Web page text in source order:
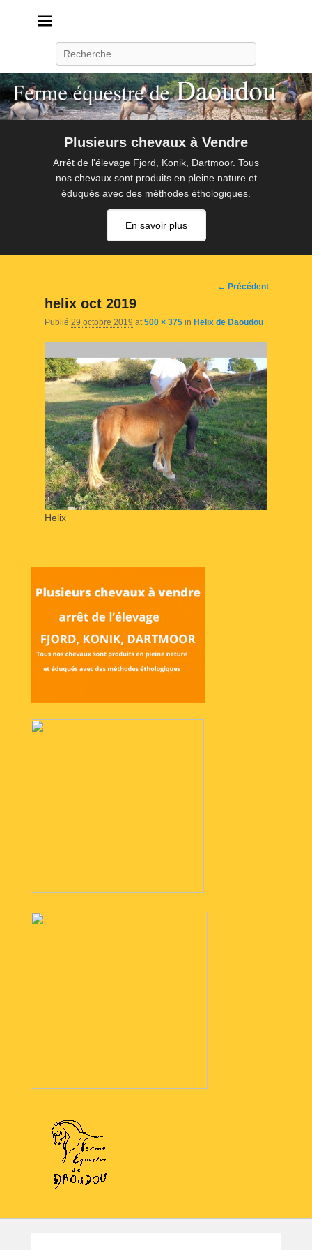
Plusieurs chevaux à Vendre
Arrêt de l'élevage Fjord, Konik, Dartmoor. Tous
nos chevaux sont produits en pleine nature et
éduqués avec des méthodes éthologiques.
En savoir plus
Navigation
← Précédent
helix oct 2019
Publié 29 octobre 2019 at 500 × 375 in Helix de Daoudou
Helix